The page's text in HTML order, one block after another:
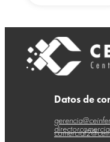
Datos de